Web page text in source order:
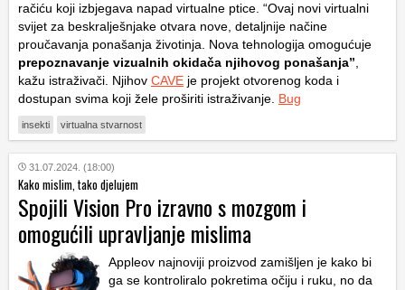
račiću koji izbjegava napad virtualne ptice. “Ovaj novi virtualni
svijet za beskralješnjake otvara nove, detaljnije načine
proučavanja ponašanja životinja. Nova tehnologija omogućuje
prepoznavanje vizualnih okidača njihovog ponašanja”,
kažu istraživači. Njihov CAVE je projekt otvorenog koda i
dostupan svima koji žele proširiti istraživanje. Bug
insekti virtualna stvarnost
31.07.2024. (18:00)
Kako mislim, tako djelujem
Spojili Vision Pro izravno s mozgom i
omogućili upravljanje mislima
Appleov najnoviji proizvod zamišljen je kako bi
ga se kontroliralo pokretima očiju i ruku, no da